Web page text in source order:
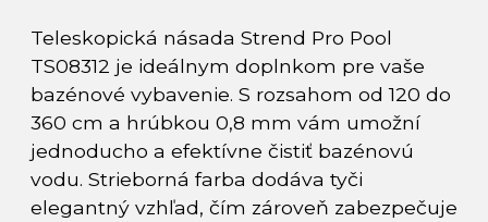
Teleskopická násada Strend Pro Pool
TS08312 je ideálnym doplnkom pre vaše
bazénové vybavenie. S rozsahom od 120 do
360 cm a hrúbkou 0,8 mm vám umožní
jednoducho a efektívne čistiť bazénovú
vodu. Strieborná farba dodáva tyči
elegantný vzhľad, čím zároveň zabezpečuje